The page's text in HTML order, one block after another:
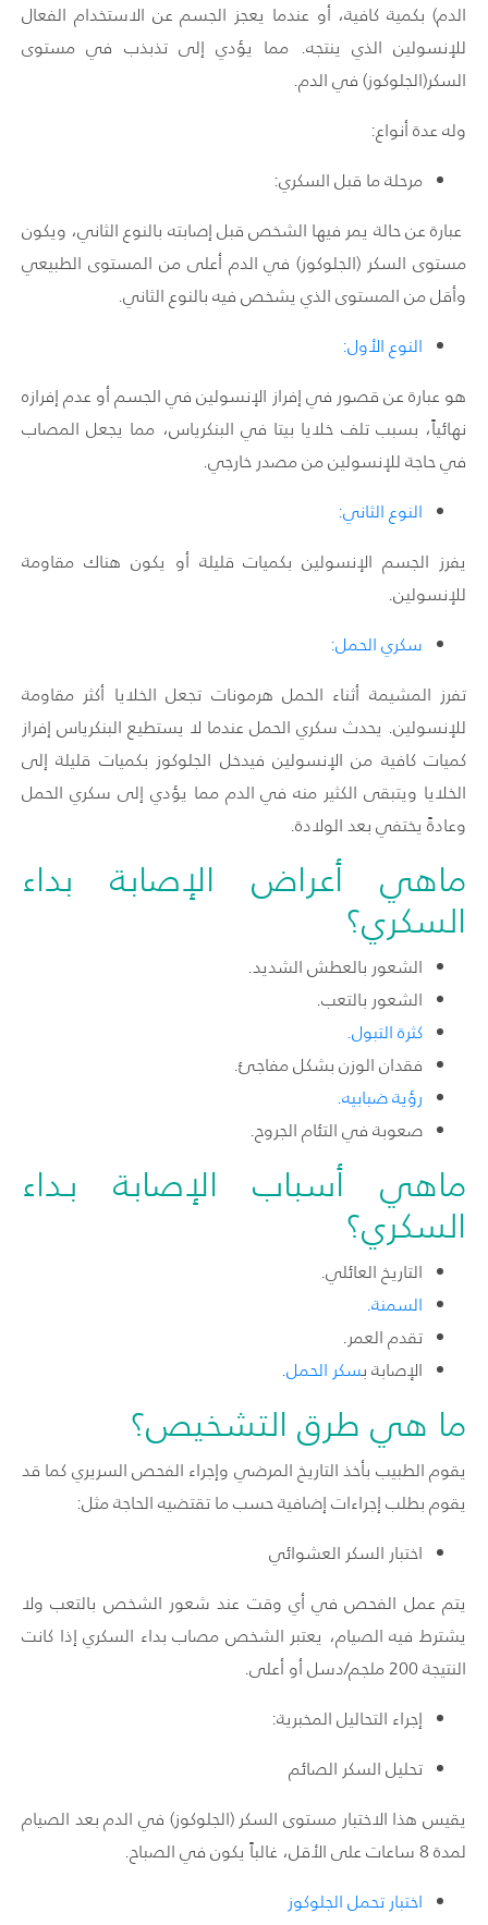
الدم) بكمية كافية، أو عندما يعجز الجسم عن الاستخدام الفعال
للإنسولين الذي ينتجه. مما يؤدي إلى تذبذب في مستوى
السكر(الجلوكوز) في الدم.
وله عدة أنواع:
مرحلة ما قبل السكري:
عبارة عن حالة يمر فيها الشخص قبل إصابته بالنوع الثاني، ويكون
مستوى السكر (الجلوكوز) في الدم أعلى من المستوى الطبيعي
وأقل من المستوى الذي يشخص فيه بالنوع الثاني.
النوع الأول:
هو عبارة عن قصور في إفراز الإنسولين في الجسم أو عدم إفرازه
نهائياً، بسبب تلف خلايا بيتا في البنكرياس، مما يجعل المصاب
في حاجة للإنسولين من مصدر خارجي.
النوع الثاني:
يفرز الجسم الإنسولين بكميات قليلة أو يكون هناك مقاومة
للإنسولين.
سكري الحمل:
تفرز المشيمة أثناء الحمل هرمونات تجعل الخلايا أكثر مقاومة
للإنسولين. يحدث سكري الحمل عندما لا يستطيع البنكرياس إفراز
كميات كافية من الإنسولين فيدخل الجلوكوز بكميات قليلة إلى
الخلايا ويتبقى الكثير منه في الدم مما يؤدي إلى سكري الحمل
وعادةً يختفي بعد الولادة.
ماهي أعراض الإصابة بداء
السكري؟
الشعور بالعطش الشديد.
الشعور بالتعب.
كثرة التبول.
فقدان الوزن بشكل مفاجئ.
رؤية ضبابيه.
صعوبة في التئام الجروح.
ماهي أسباب الإصابة بـداء
السكري؟
التاريخ العائلي.
السمنة.
تقدم العمر.
الإصابة بسكر الحمل.
ما هي طرق التشخيص؟
يقوم الطبيب بأخذ التاريخ المرضي وإجراء الفحص السريري كما قد
يقوم بطلب إجراءات إضافية حسب ما تقتضيه الحاجة مثل:
اختبار السكر العشوائي
يتم عمل الفحص في أي وقت عند شعور الشخص بالتعب ولا
يشترط فيه الصيام، يعتبر الشخص مصاب بداء السكري إذا كانت
النتيجة 200 ملجم/دسل أو أعلى.
إجراء التحاليل المخبرية:
تحليل السكر الصائم
يقيس هذا الاختبار مستوى السكر (الجلوكوز) في الدم بعد الصيام
لمدة 8 ساعات على الأقل، غالباً يكون في الصباح.
اختبار تحمل الجلوكوز